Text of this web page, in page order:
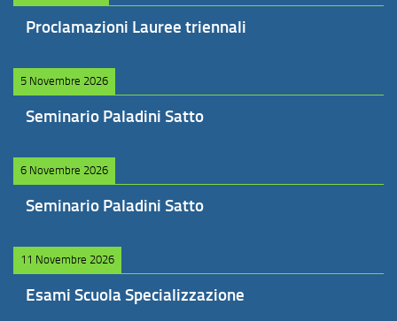
Proclamazioni Lauree triennali
5 Novembre 2026
Seminario Paladini Satto
6 Novembre 2026
Seminario Paladini Satto
11 Novembre 2026
Esami Scuola Specializzazione